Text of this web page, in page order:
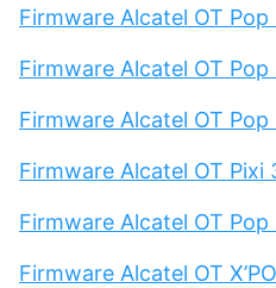
Firmware Alcatel OT Pop
Firmware Alcatel OT Pop
Firmware Alcatel OT Pop
Firmware Alcatel OT
Firmware Alcatel OT Pop
Firmware Alcatel OT